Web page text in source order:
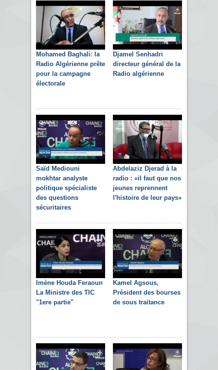
Mohamed Baghali: la
Radio Algérienne prête
pour la campagne
électorale
Djamel Senhadri
directeur général de la
Radio algérienne
Saïd Mediouni
mokhtar analyste
politique spécialiste
des questions
sécuritaires
Abdelaziz Djerad à la
radio : «il faut que nos
jeunes reprennent
l'histoire de leur pays»
Imène Houda Feraoun
La Ministre des TIC
"1ere partie"
Kamel Agsous,
Président des bourses
de sous traitance